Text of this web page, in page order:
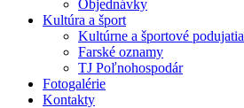
Objednávky
Kultúra a šport
Kultúrne a športové podujatia
Farské oznamy
TJ Poľnohospodár
Fotogalérie
Kontakty